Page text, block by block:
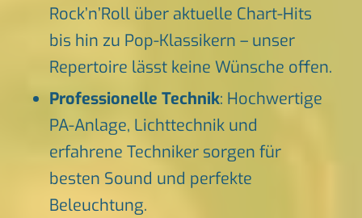
Rock’n’Roll über aktuelle Chart-Hits
bis hin zu Pop-Klassikern – unser
Repertoire lässt keine Wünsche offen.
Professionelle Technik: Hochwertige
PA-Anlage, Lichttechnik und
erfahrene Techniker sorgen für
besten Sound und perfekte
Beleuchtung.